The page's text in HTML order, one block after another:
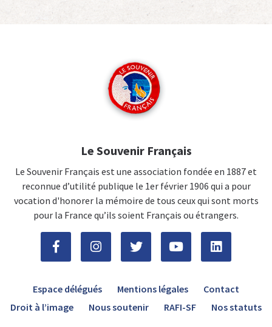
Le Souvenir Français
Le Souvenir Français est une association fondée en 1887 et
reconnue d’utilité publique le 1er février 1906 qui a pour
vocation d'honorer la mémoire de tous ceux qui sont morts
pour la France qu’ils soient Français ou étrangers.
Espace délégués Mentions légales
Contact
Droit à l’image
Nous soutenir RAFI-SF Nos statuts